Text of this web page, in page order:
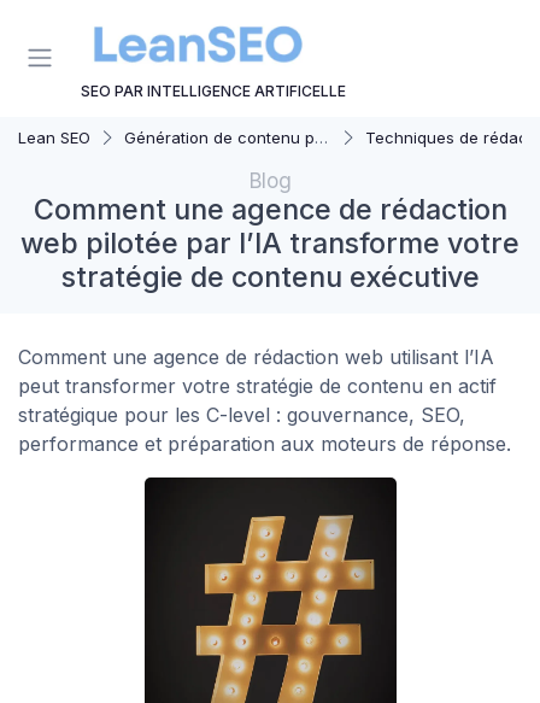
SEO PAR INTELLIGENCE ARTIFICELLE
Lean SEO Génération de contenu par AI Techniques de rédaction
Blog
Comment une agence de rédaction
web pilotée par l’IA transforme votre
stratégie de contenu exécutive
Comment une agence de rédaction web utilisant l’IA
peut transformer votre stratégie de contenu en actif
stratégique pour les C-level : gouvernance, SEO,
performance et préparation aux moteurs de réponse.